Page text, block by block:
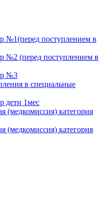
№1(перед поступлением в
№2 (перед поступлением в
№3
в специальные
дети 1мес
(медкомиссия) категория
(медкомиссия) категория